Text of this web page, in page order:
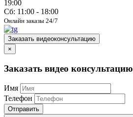
19:00
Сб: 11:00 - 18:00
Онлайн заказы 24/7
Заказать видеоконсультацию
×
Заказать видео консультацию
Имя
Телефон
Отправить